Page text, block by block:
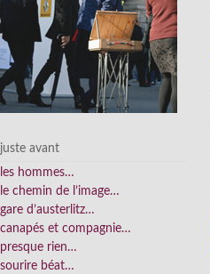
juste avant
les hommes…
le chemin de l’image…
gare d’austerlitz…
canapés et compagnie…
presque rien…
sourire béat…